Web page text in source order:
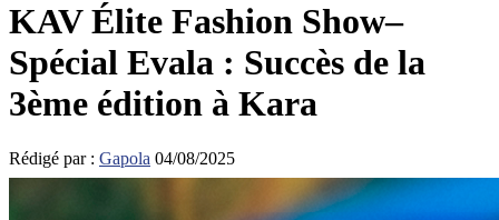
KAV Élite Fashion Show–
Spécial Evala : Succès de la
3ème édition à Kara
Rédigé par : Gapola 04/08/2025